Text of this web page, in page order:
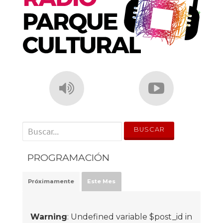
' . __('Search for:') . '
PROGRAMACIÓN
Próximamente Este Mes
Warning: Undefined variable $post_id in